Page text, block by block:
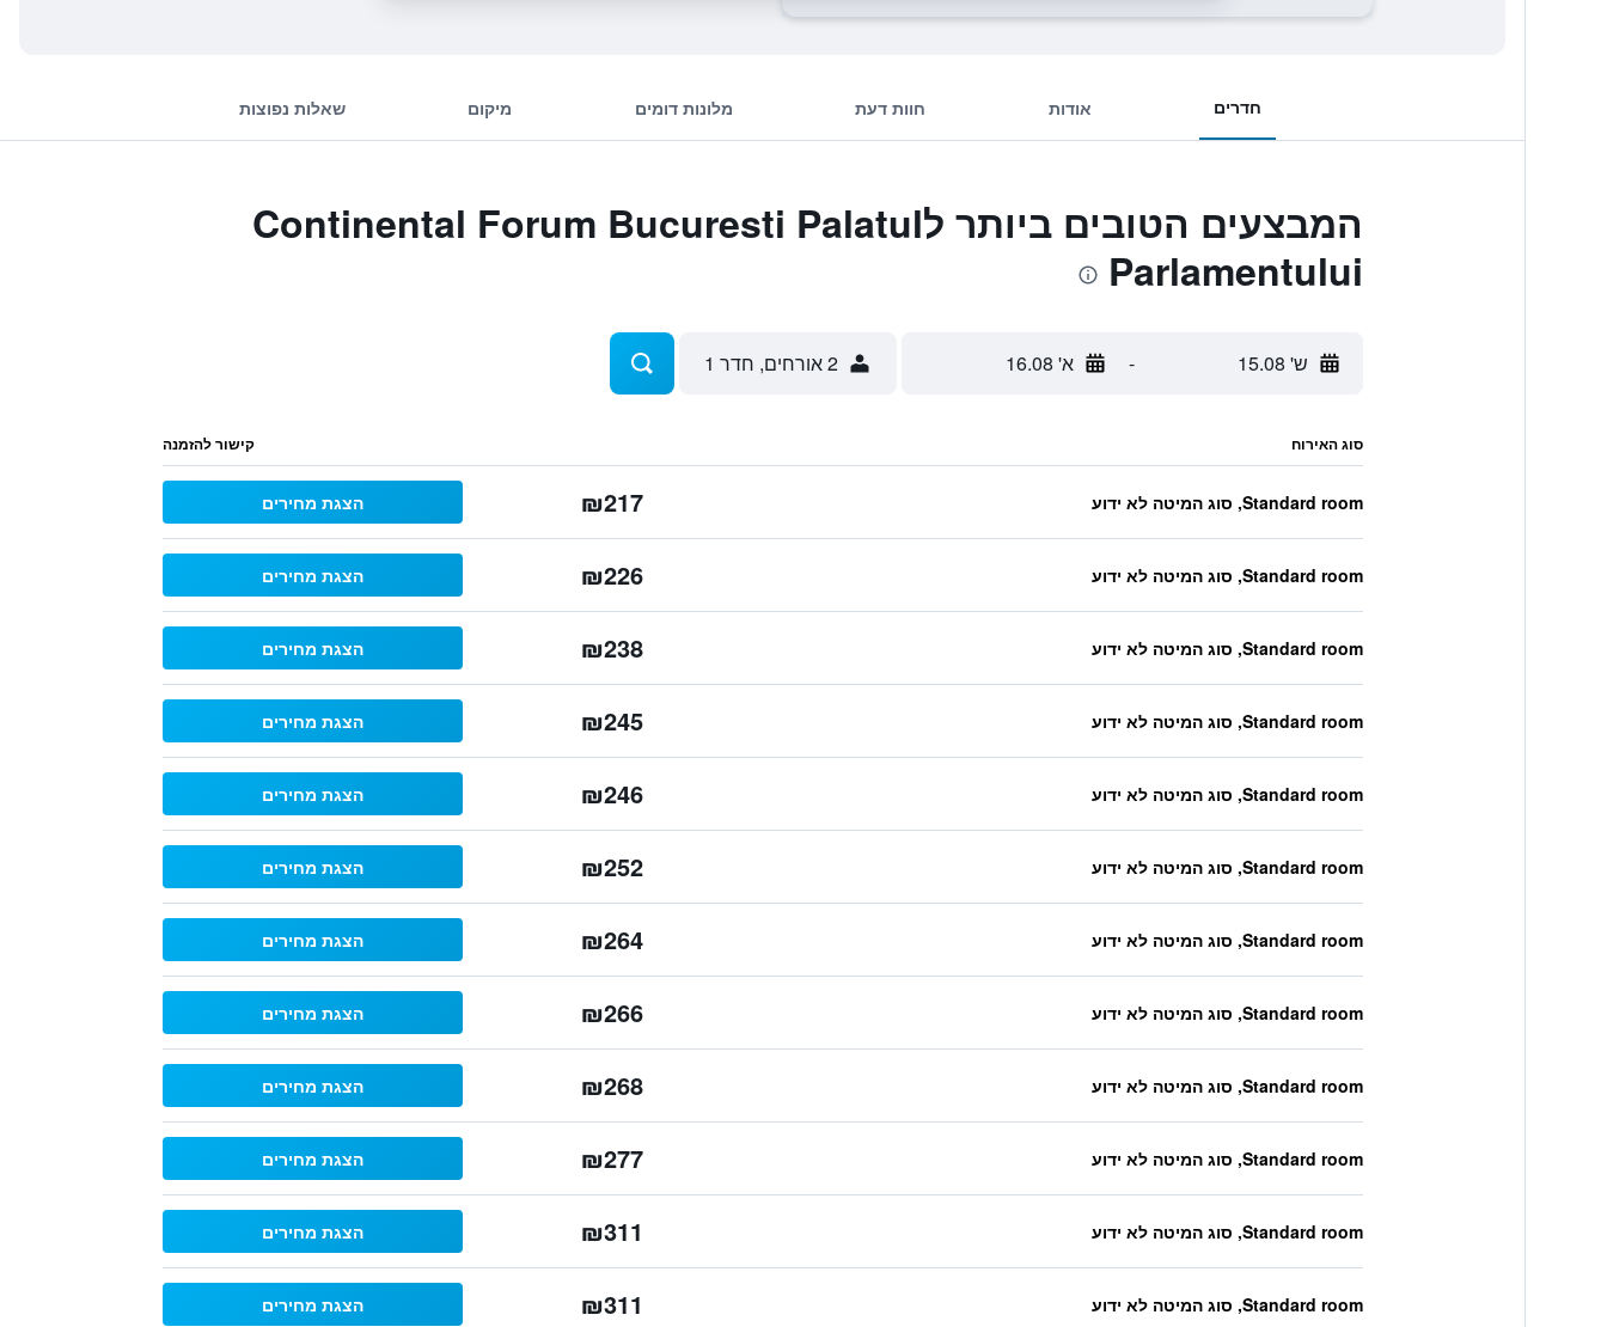
חדרים אודות חוות דעת מלונות דומים מיקום שאלות נפוצות
המבצעים הטובים ביותר לContinental Forum Bucuresti Palatul
Parlamentului
ש' 15.08 - א' 16.08 2 אורחים, חדר 1
סוג האירוח קישור להזמנה
Standard room, סוג המיטה לא ידוע ₪217 הצגת מחירים
Standard room, סוג המיטה לא ידוע ₪226 הצגת מחירים
Standard room, סוג המיטה לא ידוע ₪238 הצגת מחירים
Standard room, סוג המיטה לא ידוע ₪245 הצגת מחירים
Standard room, סוג המיטה לא ידוע ₪246 הצגת מחירים
Standard room, סוג המיטה לא ידוע ₪252 הצגת מחירים
Standard room, סוג המיטה לא ידוע ₪264 הצגת מחירים
Standard room, סוג המיטה לא ידוע ₪266 הצגת מחירים
Standard room, סוג המיטה לא ידוע ₪268 הצגת מחירים
Standard room, סוג המיטה לא ידוע ₪277 הצגת מחירים
Standard room, סוג המיטה לא ידוע ₪311 הצגת מחירים
Standard room, סוג המיטה לא ידוע ₪311 הצגת מחירים